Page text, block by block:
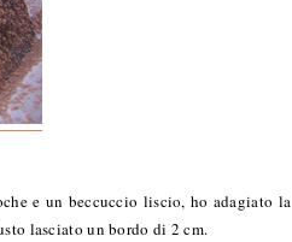
e un beccuccio liscio, ho adagiato la
lasciato un bordo di 2 cm.